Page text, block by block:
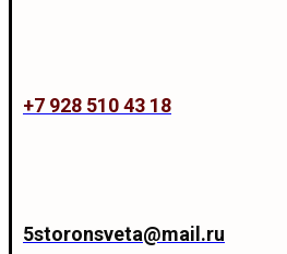
+7 928 510 43 18
5storonsveta@mail.ru